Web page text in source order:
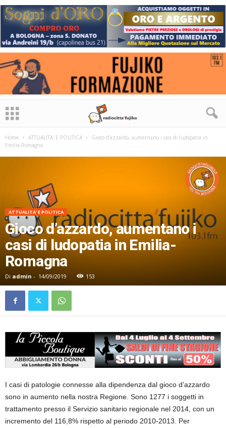
Home ATTUALITA' E POLITICA
Gioco d’azzardo, aumentano i casi di ludopatia in
Emilia-Romagna
ATTUALITA' E POLITICA
Gioco d’azzardo, aumentano i
casi di ludopatia in Emilia-
Romagna
Di admin - 14/09/2019 153
I casi di patologie connesse alla dipendenza dal gioco d’azzardo
sono in aumento nella nostra Regione. Sono 1277 i soggetti in
trattamento presso il Servizio sanitario regionale nel 2014, con un
incremento del 116,8% rispetto al periodo 2010-2013. Per